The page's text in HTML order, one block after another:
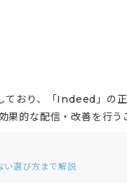
おり、「Indeed」の
的な配信・改善を行う
い選び方まで解説